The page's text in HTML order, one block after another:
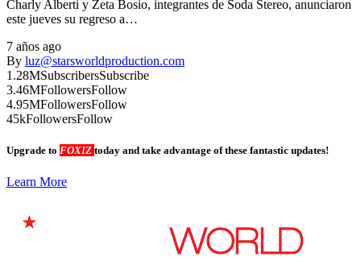
Charly Alberti y Zeta Bosio, integrantes de Soda Stereo, anunciaron
este jueves su regreso a…
7 años ago
By luz@starsworldproduction.com
1.28MSubscribersSubscribe
3.46MFollowersFollow
4.95MFollowersFollow
45kFollowersFollow
Upgrade to FOXIZ today and take advantage of these fantastic updates!
Learn More